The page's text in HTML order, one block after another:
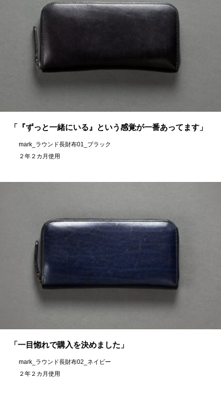
「『ずっと一緒にいる』という感覚が一番あってます」
mark_ラウンド長財布01_ブラック
２年２カ月使用
「一目惚れで購入を決めました」
mark_ラウンド長財布02_ネイビー
２年２カ月使用